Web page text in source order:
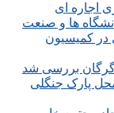
اجاره ای
ها و صنعت
در کمیسیون
گرگان بررسی شد
پارک جنگلی